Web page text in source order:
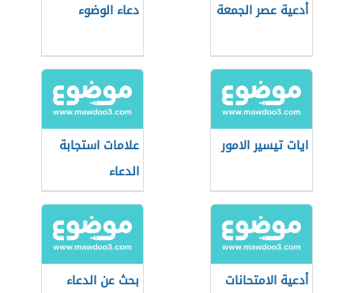
أدعية عصر الجمعة دعاء الوضوء
ايات تيسير الامور
علامات استجابة
الدعاء
أدعية الامتحانات بحث عن الدعاء